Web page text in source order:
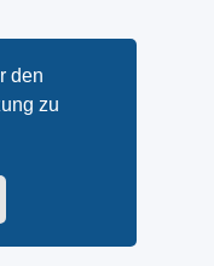
den
zu